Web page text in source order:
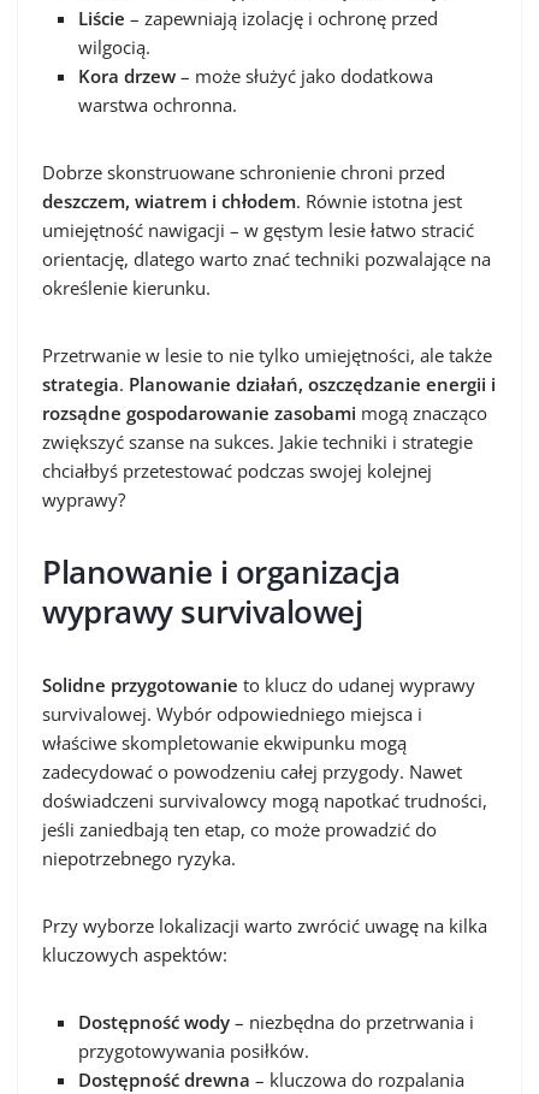
Liście – zapewniają izolację i ochronę przed
wilgocią.
Kora drzew – może służyć jako dodatkowa
warstwa ochronna.
Dobrze skonstruowane schronienie chroni przed
deszczem, wiatrem i chłodem. Równie istotna jest
umiejętność nawigacji – w gęstym lesie łatwo stracić
orientację, dlatego warto znać techniki pozwalające na
określenie kierunku.
Przetrwanie w lesie to nie tylko umiejętności, ale także
strategia. Planowanie działań, oszczędzanie energii i
rozsądne gospodarowanie zasobami mogą znacząco
zwiększyć szanse na sukces. Jakie techniki i strategie
chciałbyś przetestować podczas swojej kolejnej
wyprawy?
Planowanie i organizacja
wyprawy survivalowej
Solidne przygotowanie to klucz do udanej wyprawy
survivalowej. Wybór odpowiedniego miejsca i
właściwe skompletowanie ekwipunku mogą
zadecydować o powodzeniu całej przygody. Nawet
doświadczeni survivalowcy mogą napotkać trudności,
jeśli zaniedbają ten etap, co może prowadzić do
niepotrzebnego ryzyka.
Przy wyborze lokalizacji warto zwrócić uwagę na kilka
kluczowych aspektów:
Dostępność wody – niezbędna do przetrwania i
przygotowywania posiłków.
Dostępność drewna – kluczowa do rozpalania